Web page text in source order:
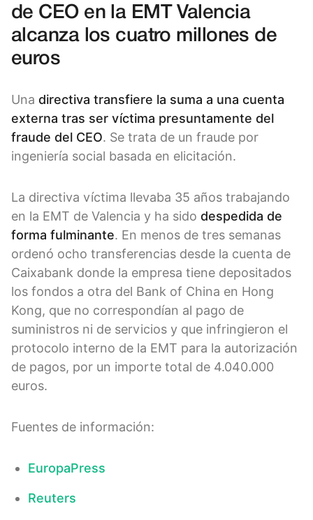
de CEO en la EMT Valencia
alcanza los cuatro millones de
euros
Una directiva transfiere la suma a una cuenta
externa tras ser víctima presuntamente del
fraude del CEO. Se trata de un fraude por
ingeniería social basada en elicitación.
La directiva víctima llevaba 35 años trabajando
en la EMT de Valencia y ha sido despedida de
forma fulminante. En menos de tres semanas
ordenó ocho transferencias desde la cuenta de
Caixabank donde la empresa tiene depositados
los fondos a otra del Bank of China en Hong
Kong, que no correspondían al pago de
suministros ni de servicios y que infringieron el
protocolo interno de la EMT para la autorización
de pagos, por un importe total de 4.040.000
euros.
Fuentes de información:
EuropaPress
Reuters